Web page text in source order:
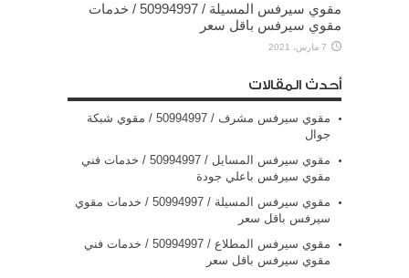
مقوي سيرفس المسيلة / 50994997 / خدمات
مقوي سيرفس باقل سعر
7 مارس، 2021
أحدث المقالات
مقوي سيرفس مشرف / 50994997 / مقوي شبكة
جوال
مقوي سيرفس المسايل / 50994997 / خدمات فني
مقوي سيرفس باعلي جودة
مقوي سيرفس المسيلة / 50994997 / خدمات مقوي
سيرفس باقل سعر
مقوي سيرفس المطلاع / 50994997 / خدمات فني
مقوي سيرفس باقل سعر